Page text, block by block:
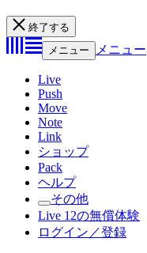
終了する
メニュー
メニュー
Live
Push
Move
Note
Link
ショップ
Pack
ヘルプ
その他
Live 12の無償体験
ログイン／登録